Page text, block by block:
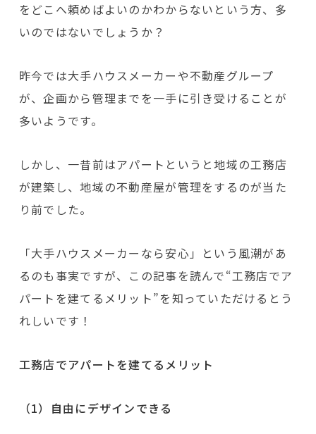
をどこへ頼めばよいのかわからないという方、多
いのではないでしょうか？
昨今では大手ハウスメーカーや不動産グループ
が、企画から管理までを一手に引き受けることが
多いようです。
しかし、一昔前はアパートというと地域の工務店
が建築し、地域の不動産屋が管理をするのが当た
り前でした。
「大手ハウスメーカーなら安心」という風潮があ
るのも事実ですが、この記事を読んで“工務店でア
パートを建てるメリット”を知っていただけるとう
れしいです！
工務店でアパートを建てるメリット
（1）自由にデザインできる